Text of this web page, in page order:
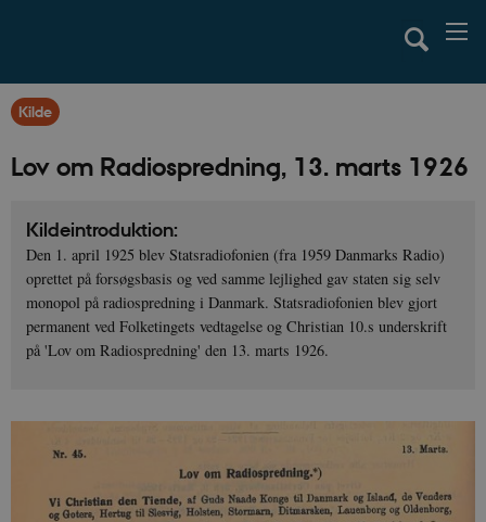
Kilde
Lov om Radiospredning, 13. marts 1926
Kildeintroduktion:
Den 1. april 1925 blev Statsradiofonien (fra 1959 Danmarks Radio)
oprettet på forsøgsbasis og ved samme lejlighed gav staten sig selv
monopol på radiospredning i Danmark. Statsradiofonien blev gjort
permanent ved Folketingets vedtagelse og Christian 10.s underskrift
på 'Lov om Radiospredning' den 13. marts 1926.